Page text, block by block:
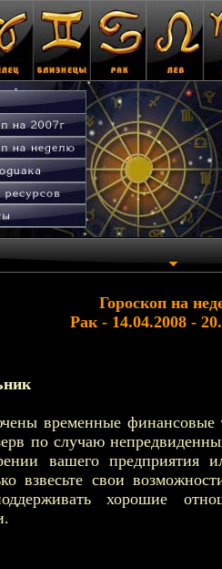
Гороскоп на
Рак - 14.04.2008 -
временные финансовые
по случаю
вашего предприятия
взвесьте свои
хорошие